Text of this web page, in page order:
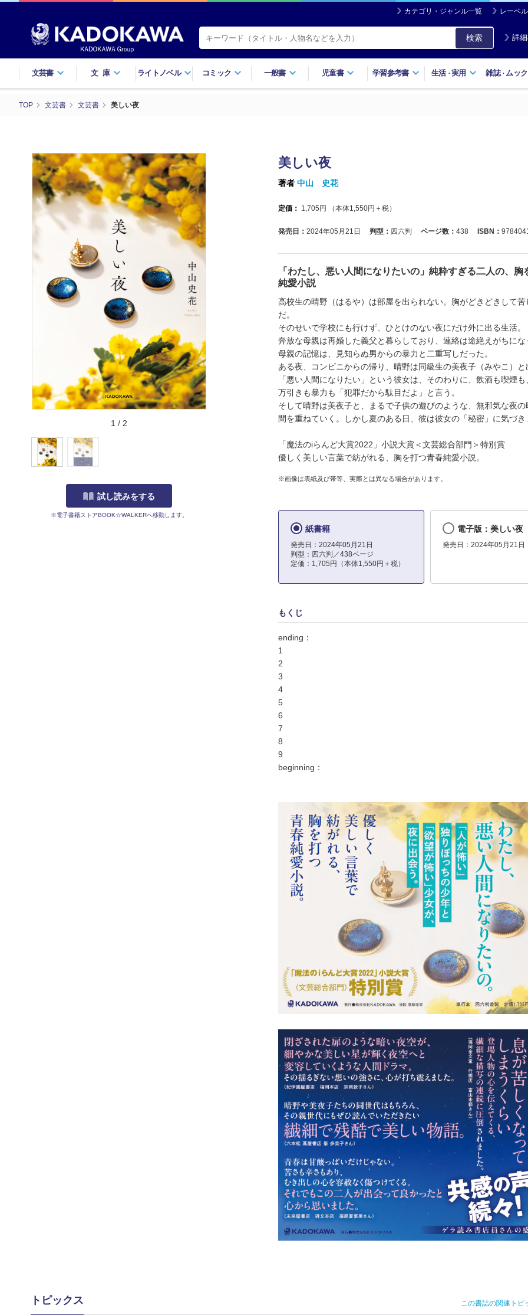
カテゴリ・ジャンル一覧 レーベ
検索 詳
文芸書 文庫 ライトノベル コミック 一般書 児童書 学習参考書 生活・実用 雑誌・ ムック
TOP 文芸書 文芸書 美しい夜
1 / 2
試し読みをする
※電子書籍ストアBOOK☆WALKERへ移動します。
美しい夜
著者 中山 史花
定価： 1,705 円 （本体1,550円＋税）
発売日： 2024年05月21日 判型： 四六判 ページ数： 438 ISBN：
「わたし、悪い人間になりたいの」純粋すぎる二人の、胸
純愛小説
高校生の晴野（はるや）は部屋を出られない。胸がどきどきして苦
だ。
そのせいで学校にも行けず、ひとけのない夜にだけ外に出る生活。
奔放な母親は再婚した義父と暮らしており、連絡は途絶えがちにな
母親の記憶は、見知らぬ男からの暴力と二重写しだった。
ある夜、コンビニからの帰り、晴野は同級生の美夜子（みやこ）と
「悪い人間になりたい」という彼女は、そのわりに、飲酒も喫煙も
万引きも暴力も「犯罪だから駄目だよ」と言う。
そして晴野は美夜子と、まるで子供の遊びのような、無邪気な夜の
間を重ねていく。しかし夏のある日、彼は彼女の「秘密」に気づ
「魔法のiらんど大賞2022」小説大賞＜文芸総合部門＞特別賞
優しく美しい言葉で紡がれる、胸を打つ青春純愛小説。
※画像は表紙及び帯等、実際とは異なる場合があります。
紙書籍
発売日：2024年05月21日
判型：四六判／438ページ
定価：1,705円（本体1,550円＋税）
電子版：美しい夜
発売日：2024年05月21日
もくじ
ending：
1
2
3
4
5
6
7
8
9
beginning：
トピックス この書誌の関連トピ